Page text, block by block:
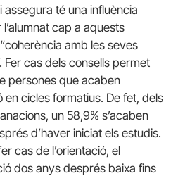
assegura té una influència
cap a aquests
amb les seves
Fer cas dels consells permet
persones que acaben
cicles formatius. De fet, dels
un 58,9% s’acaben
d’haver iniciat els estudis.
cas de l’orientació, el
dos anys després baixa fins